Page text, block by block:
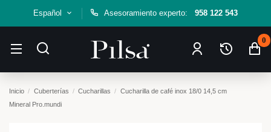
Español Asesoramiento experto: 958 122 543
0
Inicio Cuberterías Cucharillas
Cucharilla de café inox 18/0 14,5 cm
Mineral Pro.mundi